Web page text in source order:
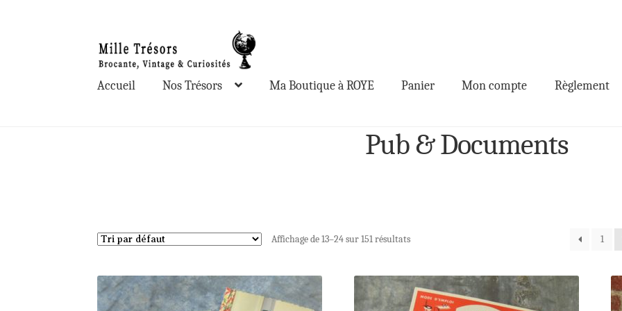
à
la
navigation
au
contenu
Accueil Nos Trésors Ma Boutique à ROYE Panier Mon compte Règlement
Pub & Documents
Affichage de 13–24 sur 151 résultats 1